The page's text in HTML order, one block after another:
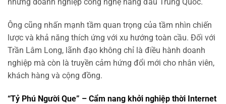
những doanh nghiệp công nghệ hàng đầu Trung Quốc.
Ông cũng nhấn mạnh tầm quan trọng của tầm nhìn chiến
lược và khả năng thích ứng với xu hướng toàn cầu. Đối với
Trần Lâm Long, lãnh đạo không chỉ là điều hành doanh
nghiệp mà còn là truyền cảm hứng đổi mới cho nhân viên,
khách hàng và cộng đồng.
“Tỷ Phú Người Que” – Cẩm nang khởi nghiệp thời Internet